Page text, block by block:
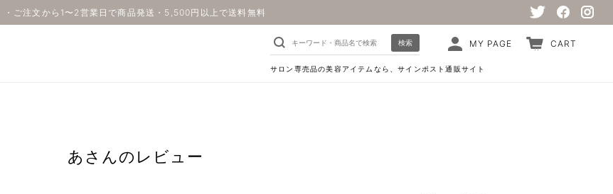
・ご注文から1〜2営業日で商品発送・5,500円以上で送料無料
検索 MY PAGE CART
サロン専売品の美容アイテムなら、サインポスト通販サイト
あさんのレビュー